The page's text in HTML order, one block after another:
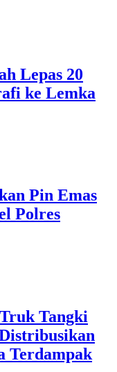
Lepas 20
ke Lemka
Pin Emas
Polres
Tangki
Terdampak